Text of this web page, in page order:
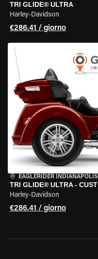
TRI GLIDE® ULTRA
Harley-Davidson
€286.41 / giorno
EAGLERIDER
TRI GLIDE® ULTRA -
Harley-Davidson
€286.41 / giorno